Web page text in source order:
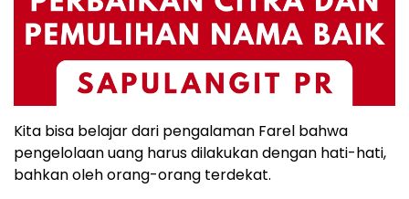
Kita bisa belajar dari pengalaman Farel bahwa
pengelolaan uang harus dilakukan dengan hati-hati,
bahkan oleh orang-orang terdekat.